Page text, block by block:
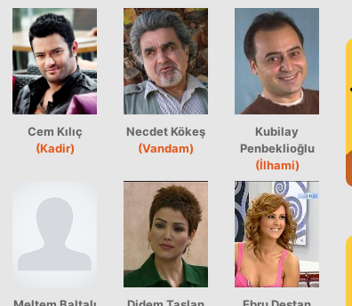
Cem Kılıç
(Kadir)
Necdet Kökeş
(Vandam)
Kubilay
Penbeklioğlu
(İlhami)